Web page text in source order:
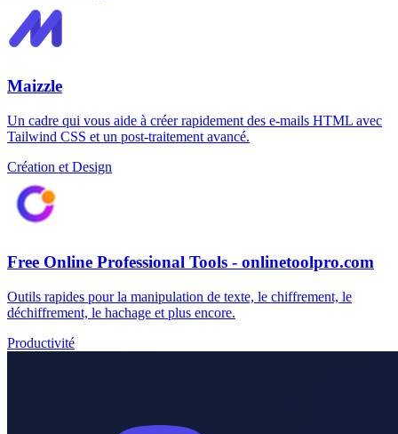
Maizzle
Un cadre qui vous aide à créer rapidement des e-mails HTML avec
Tailwind CSS et un post-traitement avancé.
Création et Design
Free Online Professional Tools - onlinetoolpro.com
Outils rapides pour la manipulation de texte, le chiffrement, le
déchiffrement, le hachage et plus encore.
Productivité